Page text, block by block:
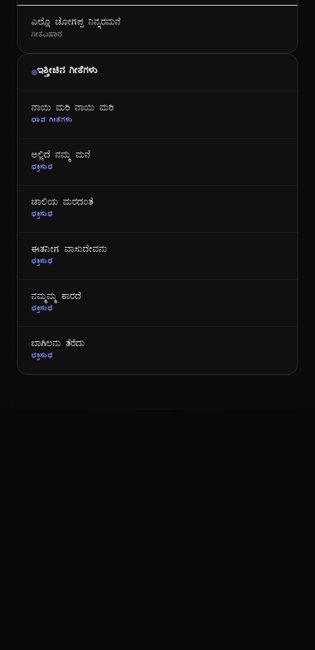
ಎಲ್ಲೊ ಜೋಗಪ್ಪ ನಿನ್ನರಮನೆ
ಗೀತವಿಹಾರ
ಇತ್ತೀಚಿನ ಗೀತೆಗಳು
ನಾಯಿ ಮರಿ ನಾಯಿ ಮರಿ
ಭಾವ ಗೀತೆಗಳು
ಅಲ್ಲಿದೆ ನಮ್ಮ ಮನೆ
ಭಕ್ತಿಸುಧೆ
ಜಾಲಿಯ ಮರದಂತೆ
ಭಕ್ತಿಸುಧೆ
ಈತನೀಗ ವಾಸುದೇವನು
ಭಕ್ತಿಸುಧೆ
ನಮ್ಮಮ್ಮ ಶಾರದೆ
ಭಕ್ತಿಸುಧೆ
ಬಾಗಿಲನು ತೆರೆದು
ಭಕ್ತಿಸುಧೆ